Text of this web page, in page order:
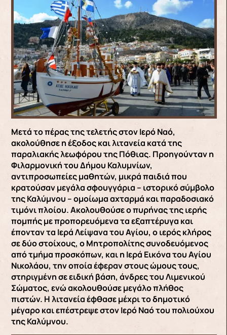
Μετά το πέρας της τελετής στον Ιερό Ναό,
ακολούθησε η έξοδος και λιτανεία κατά της
παραλιακής λεωφόρου της Πόθιας. Προηγούνταν η
Φιλαρμονική του Δήμου Καλυμνίων,
αντιπροσωπείες μαθητών, μικρά παιδιά που
κρατούσαν μεγάλα σφουγγάρια – ιστορικό σύμβολο
της Καλύμνου – ομοίωμα αχταρμά και παραδοσιακό
τιμόνι πλοίου. Ακολουθούσε ο πυρήνας της ιερής
πομπής με προπορευόμενα τα εξαπτέρυγα και
έπονταν τα Ιερά Λείψανα του Αγίου, ο ιερός κλήρος
σε δύο στοίχους, ο Μητροπολίτης συνοδευόμενος
από τμήμα προσκόπων, και η Ιερά Εικόνα του Αγίου
Νικολάου, την οποία έφεραν στους ώμους τους,
στηριγμένη σε ειδική βάση, άνδρες του Λιμενικού
Σώματος, ενώ ακολουθούσε μεγάλο πλήθος
πιστών. Η λιτανεία έφθασε μέχρι το δημοτικό
μέγαρο και επέστρεψε στον Ιερό Ναό του πολιούχου
της Καλύμνου.